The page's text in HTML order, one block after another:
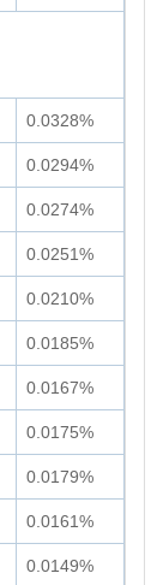
0.0328%
0.0294%
0.0274%
0.0251%
0.0210%
0.0185%
0.0167%
0.0175%
0.0179%
0.0161%
0.0149%